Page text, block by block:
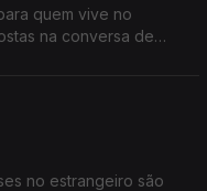
quem vive no
na conversa de
no estrangeiro são